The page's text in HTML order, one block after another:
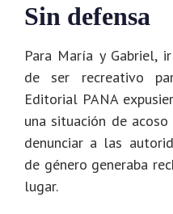
Sin defensa
Para María y Gabriel,
de ser recreativo
Editorial PANA
una situación de
denunciar a las
de género generaba
lugar.